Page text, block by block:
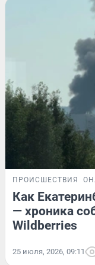
ПРОИСШЕСТВИЯ
Как
— хроника
Wildberries
25 июля, 2026, 09:11